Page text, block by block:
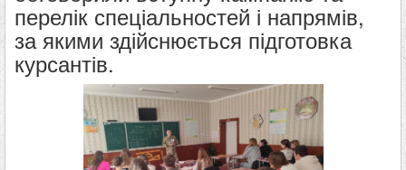
перелік спеціальностей і напрямів,
за якими здійснюється підготовка
курсантів.